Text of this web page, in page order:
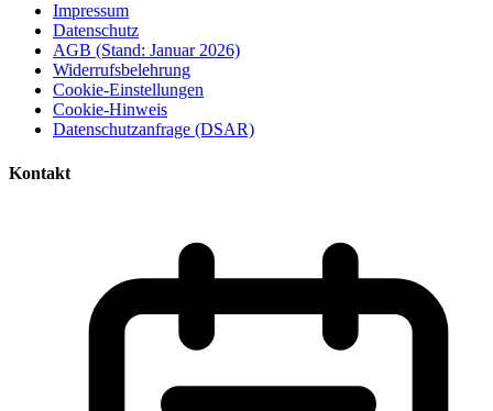
Impressum
Datenschutz
AGB (Stand: Januar 2026)
Widerrufsbelehrung
Cookie-Einstellungen
Cookie-Hinweis
Datenschutzanfrage (DSAR)
Kontakt